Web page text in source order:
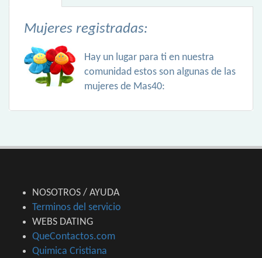
Mujeres registradas:
Hay un lugar para ti en nuestra
comunidad estos son algunas de las
mujeres de Mas40:
NOSOTROS / AYUDA
Terminos del servicio
WEBS DATING
QueContactos.com
Quimica Cristiana